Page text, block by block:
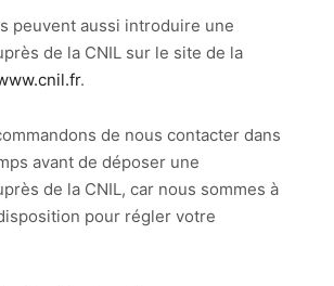
peuvent aussi introduire une
de la CNIL sur le site de la
.
de nous contacter dans
avant de déposer une
de la CNIL, car nous sommes à
pour régler votre